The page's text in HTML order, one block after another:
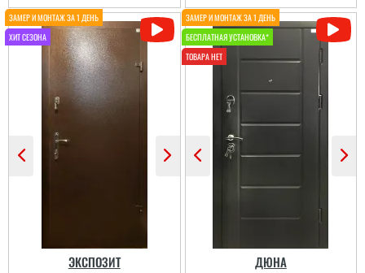
Володимир
вибір для вхідних
дверей у будинок. Не
бояться сонця і можуть
ЭКСПОЗИТ ДЮНА